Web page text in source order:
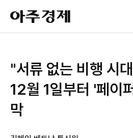
아
주
경
"서류 없는 비행 시
12월 1일부터 '페이
막